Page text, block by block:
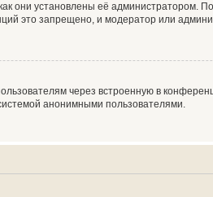
они установлены её администратором.
это запрещено, и модератор или
через встроенную в
анонимными пользователями.